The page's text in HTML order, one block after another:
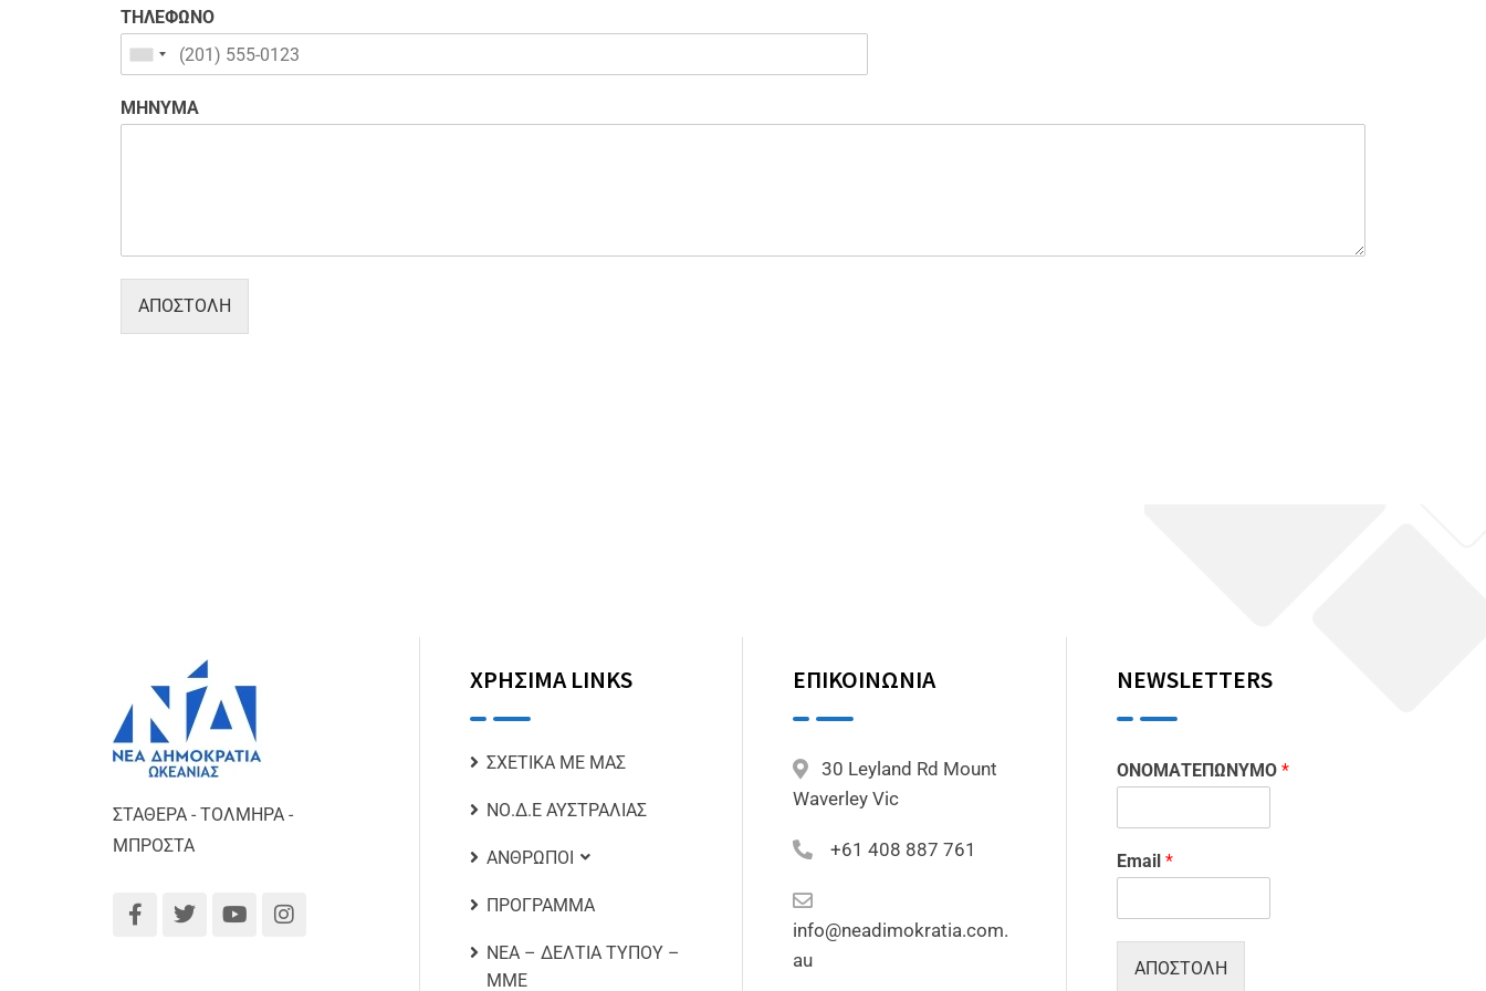
ΤΗΛΕΦΩΝΟ
ΜΗΝΥΜΑ
ΑΠΟΣΤΟΛΗ
ΣΤΑΘΕΡΑ - ΤΟΛΜΗΡΑ -
ΜΠΡΟΣΤΑ
ΧΡΗΣΙΜΑ LINKS
ΣΧΕΤΙΚΑ ΜΕ ΜΑΣ
ΝΟ.Δ.Ε ΑΥΣΤΡΑΛΙΑΣ
ΑΝΘΡΩΠΟΙ
ΠΡΟΓΡΑΜΜΑ
ΝΕΑ – ΔΕΛΤΙΑ ΤΥΠΟΥ –
ΜΜΕ
ΕΠΙΚΟΙΝΩΝΙΑ
30 Leyland Rd Mount
Waverley Vic
+61 408 887 761
info@neadimokratia.com.
au
NEWSLETTERS
ΟΝΟΜΑΤΕΠΩΝΥΜΟ *
Email *
ΑΠΟΣΤΟΛΗ